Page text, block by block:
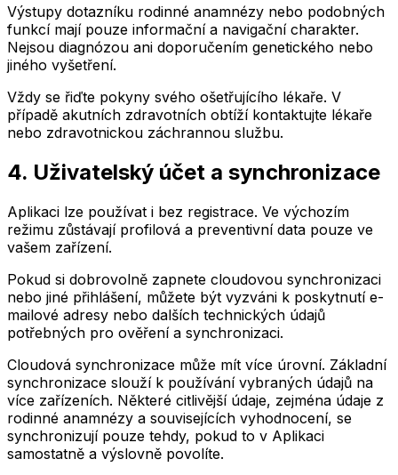
Výstupy dotazníku rodinné anamnézy nebo podobných
funkcí mají pouze informační a navigační charakter.
Nejsou diagnózou ani doporučením genetického nebo
jiného vyšetření.
Vždy se řiďte pokyny svého ošetřujícího lékaře. V
případě akutních zdravotních obtíží kontaktujte lékaře
nebo zdravotnickou záchrannou službu.
4. Uživatelský účet a synchronizace
Aplikaci lze používat i bez registrace. Ve výchozím
režimu zůstávají profilová a preventivní data pouze ve
vašem zařízení.
Pokud si dobrovolně zapnete cloudovou synchronizaci
nebo jiné přihlášení, můžete být vyzváni k poskytnutí e-
mailové adresy nebo dalších technických údajů
potřebných pro ověření a synchronizaci.
Cloudová synchronizace může mít více úrovní. Základní
synchronizace slouží k používání vybraných údajů na
více zařízeních. Některé citlivější údaje, zejména údaje z
rodinné anamnézy a souvisejících vyhodnocení, se
synchronizují pouze tehdy, pokud to v Aplikaci
samostatně a výslovně povolíte.